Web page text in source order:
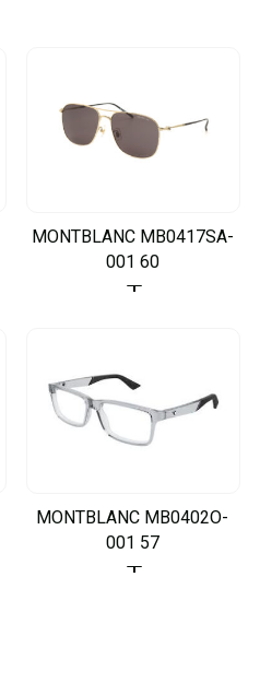
MONTBLANC MB0417SA-
001 60
MONTBLANC MB0402O-
001 57